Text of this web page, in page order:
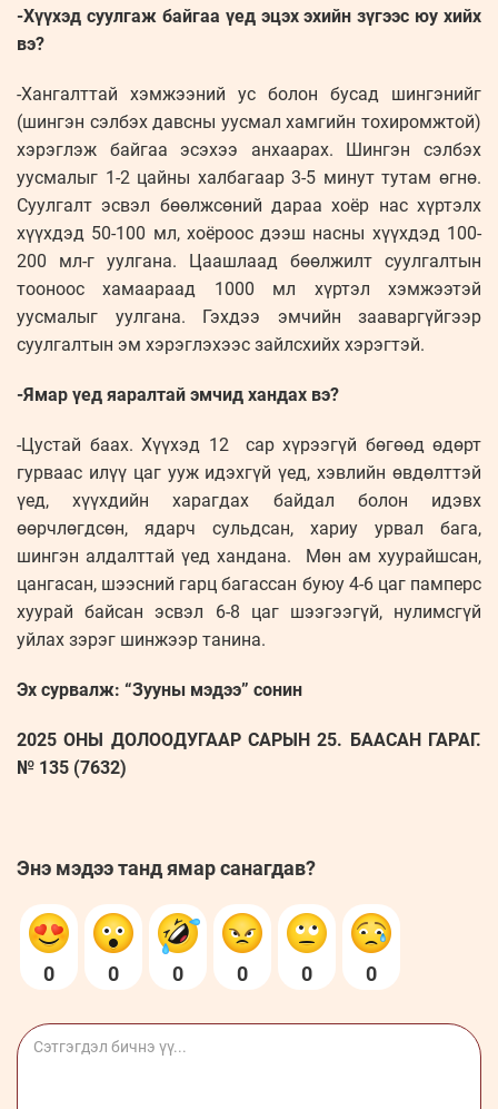
-Хүүхэд суулгаж байгаа үед эцэх эхийн зүгээс юу хийх
вэ?
-Хангалттай хэмжээний ус болон бусад шингэнийг
(шингэн сэлбэх давсны уусмал хамгийн тохиромжтой)
хэрэглэж байгаа эсэхээ анхаарах. Шингэн сэлбэх
уусмалыг 1-2 цайны халбагаар 3-5 минут тутам өгнө.
Суулгалт эсвэл бөөлжсөний дараа хоёр нас хүртэлх
хүүхдэд 50-100 мл, хоёроос дээш насны хүүхдэд 100-
200 мл-г уулгана. Цаашлаад бөөлжилт суулгалтын
тооноос хамаараад 1000 мл хүртэл хэмжээтэй
уусмалыг уулгана. Гэхдээ эмчийн зааваргүйгээр
суулгалтын эм хэрэглэхээс зайлсхийх хэрэгтэй.
-Ямар үед яаралтай эмчид хандах вэ?
-Цустай баах. Хүүхэд 12 сар хүрээгүй бөгөөд өдөрт
гурваас илүү цаг ууж идэхгүй үед, хэвлийн өвдөлттэй
үед, хүүхдийн харагдах байдал болон идэвх
өөрчлөгдсөн, ядарч сульдсан, хариу урвал бага,
шингэн алдалттай үед хандана. Мөн ам хуурайшсан,
цангасан, шээсний гарц багассан буюу 4-6 цаг памперс
хуурай байсан эсвэл 6-8 цаг шээгээгүй, нулимсгүй
уйлах зэрэг шинжээр танина.
Эх сурвалж: “Зууны мэдээ” сонин
2025 ОНЫ ДОЛООДУГААР САРЫН 25. БААСАН ГАРАГ.
№ 135 (7632)
Энэ мэдээ танд ямар санагдав?
0 0 0 0 0 0